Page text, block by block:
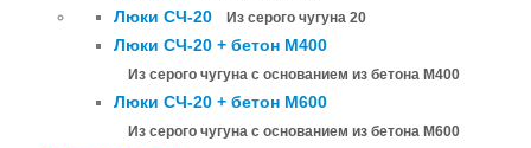
Люки СЧ-20 Из серого чугуна 20
Люки СЧ-20 + бетон М400
Из серого чугуна с основанием из бетона М400
Люки СЧ-20 + бетон М600
Из серого чугуна с основанием из бетона М600